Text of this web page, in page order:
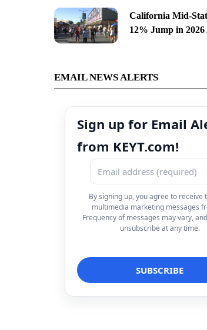
California Mid-
12% Jump in 2026
EMAIL NEWS ALERTS
Sign up for Email
from KEYT.com!
By signing up, you agree to receive
multimedia marketing messages
Frequency of messages may vary,
unsubscribe at any time.